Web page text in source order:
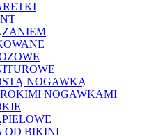
NOGAWKĄ
NOGAWKAMI
OD BIKINI